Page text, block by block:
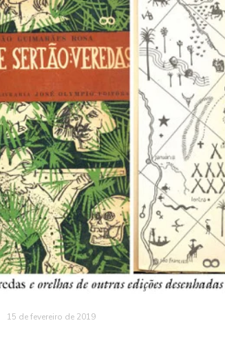
15 de fevereiro de 2019